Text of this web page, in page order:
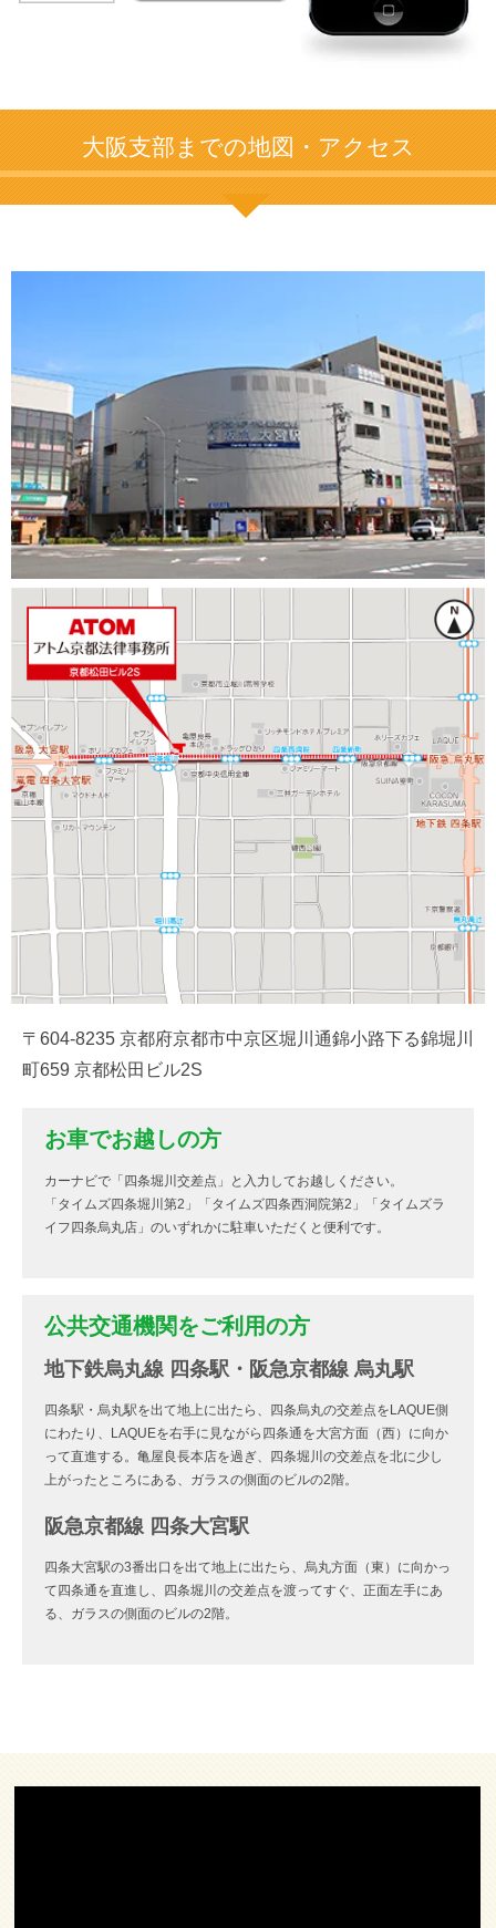
大阪支部までの地図・アクセス
〒604-8235 京都府京都市中京区堀川通錦小路下る錦堀川
町659 京都松田ビル2S
お車でお越しの方
カーナビで「四条堀川交差点」と入力してお越しください。
「タイムズ四条堀川第2」「タイムズ四条西洞院第2」「タイムズラ
イフ四条烏丸店」のいずれかに駐車いただくと便利です。
公共交通機関をご利用の方
地下鉄烏丸線 四条駅・阪急京都線 烏丸駅
四条駅・烏丸駅を出て地上に出たら、四条烏丸の交差点をLAQUE側
にわたり、LAQUEを右手に見ながら四条通を大宮方面（西）に向か
って直進する。亀屋良長本店を過ぎ、四条堀川の交差点を北に少し
上がったところにある、ガラスの側面のビルの2階。
阪急京都線 四条大宮駅
四条大宮駅の3番出口を出て地上に出たら、烏丸方面（東）に向かっ
て四条通を直進し、四条堀川の交差点を渡ってすぐ、正面左手にあ
る、ガラスの側面のビルの2階。